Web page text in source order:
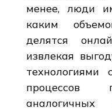
менее, люди
каким
делятся
извлекая
технологиями
процессов
аналогичных